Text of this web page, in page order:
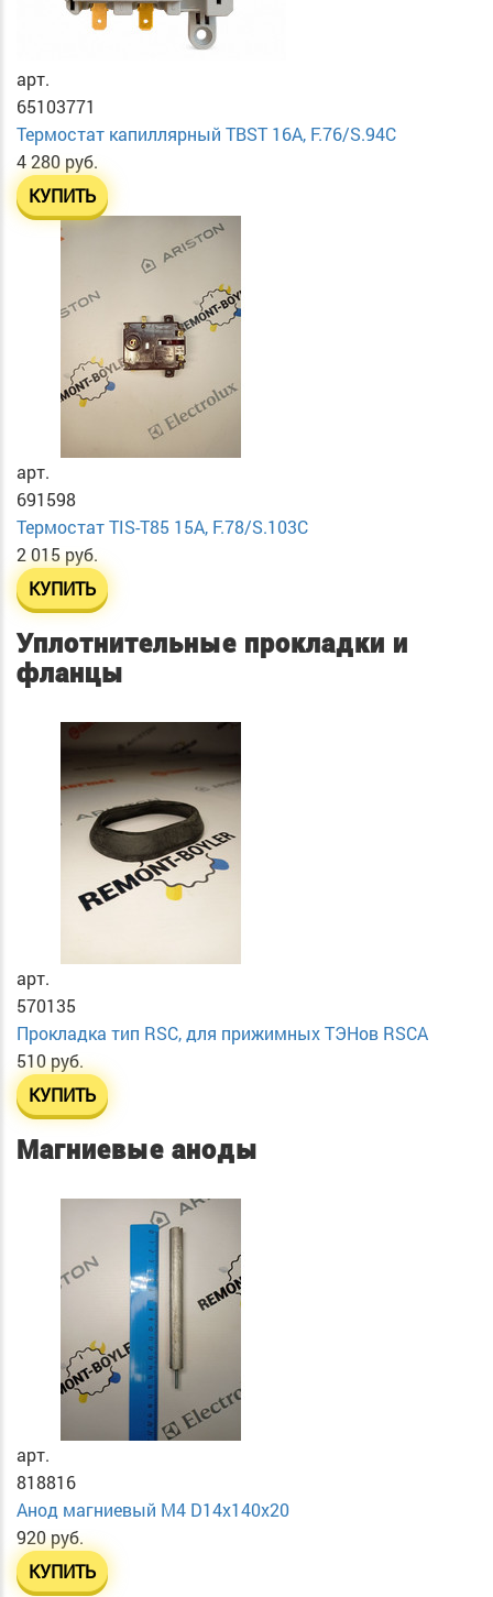
арт.
65103771
Термостат капиллярный TBST 16А, F.76/S.94С
4 280 руб.
КУПИТЬ
арт.
691598
Термостат TIS-T85 15А, F.78/S.103С
2 015 руб.
КУПИТЬ
Уплотнительные прокладки и
фланцы
арт.
570135
Прокладка тип RSC, для прижимных ТЭНов RSCA
510 руб.
КУПИТЬ
Магниевые аноды
арт.
818816
Анод магниевый М4 D14х140х20
920 руб.
КУПИТЬ